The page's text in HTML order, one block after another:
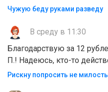
Чужую беду руками разведу
В среду в 11:30
Благодарствую за 12
П.! Надеюсь, кто-то
Рискну попросить не